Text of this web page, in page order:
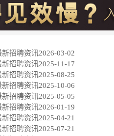
新招聘资讯2026-03-02
新招聘资讯2025-11-17
新招聘资讯2025-08-25
新招聘资讯2025-10-06
新招聘资讯2025-05-05
新招聘资讯2026-01-19
新招聘资讯2025-04-21
新招聘资讯2025-07-21